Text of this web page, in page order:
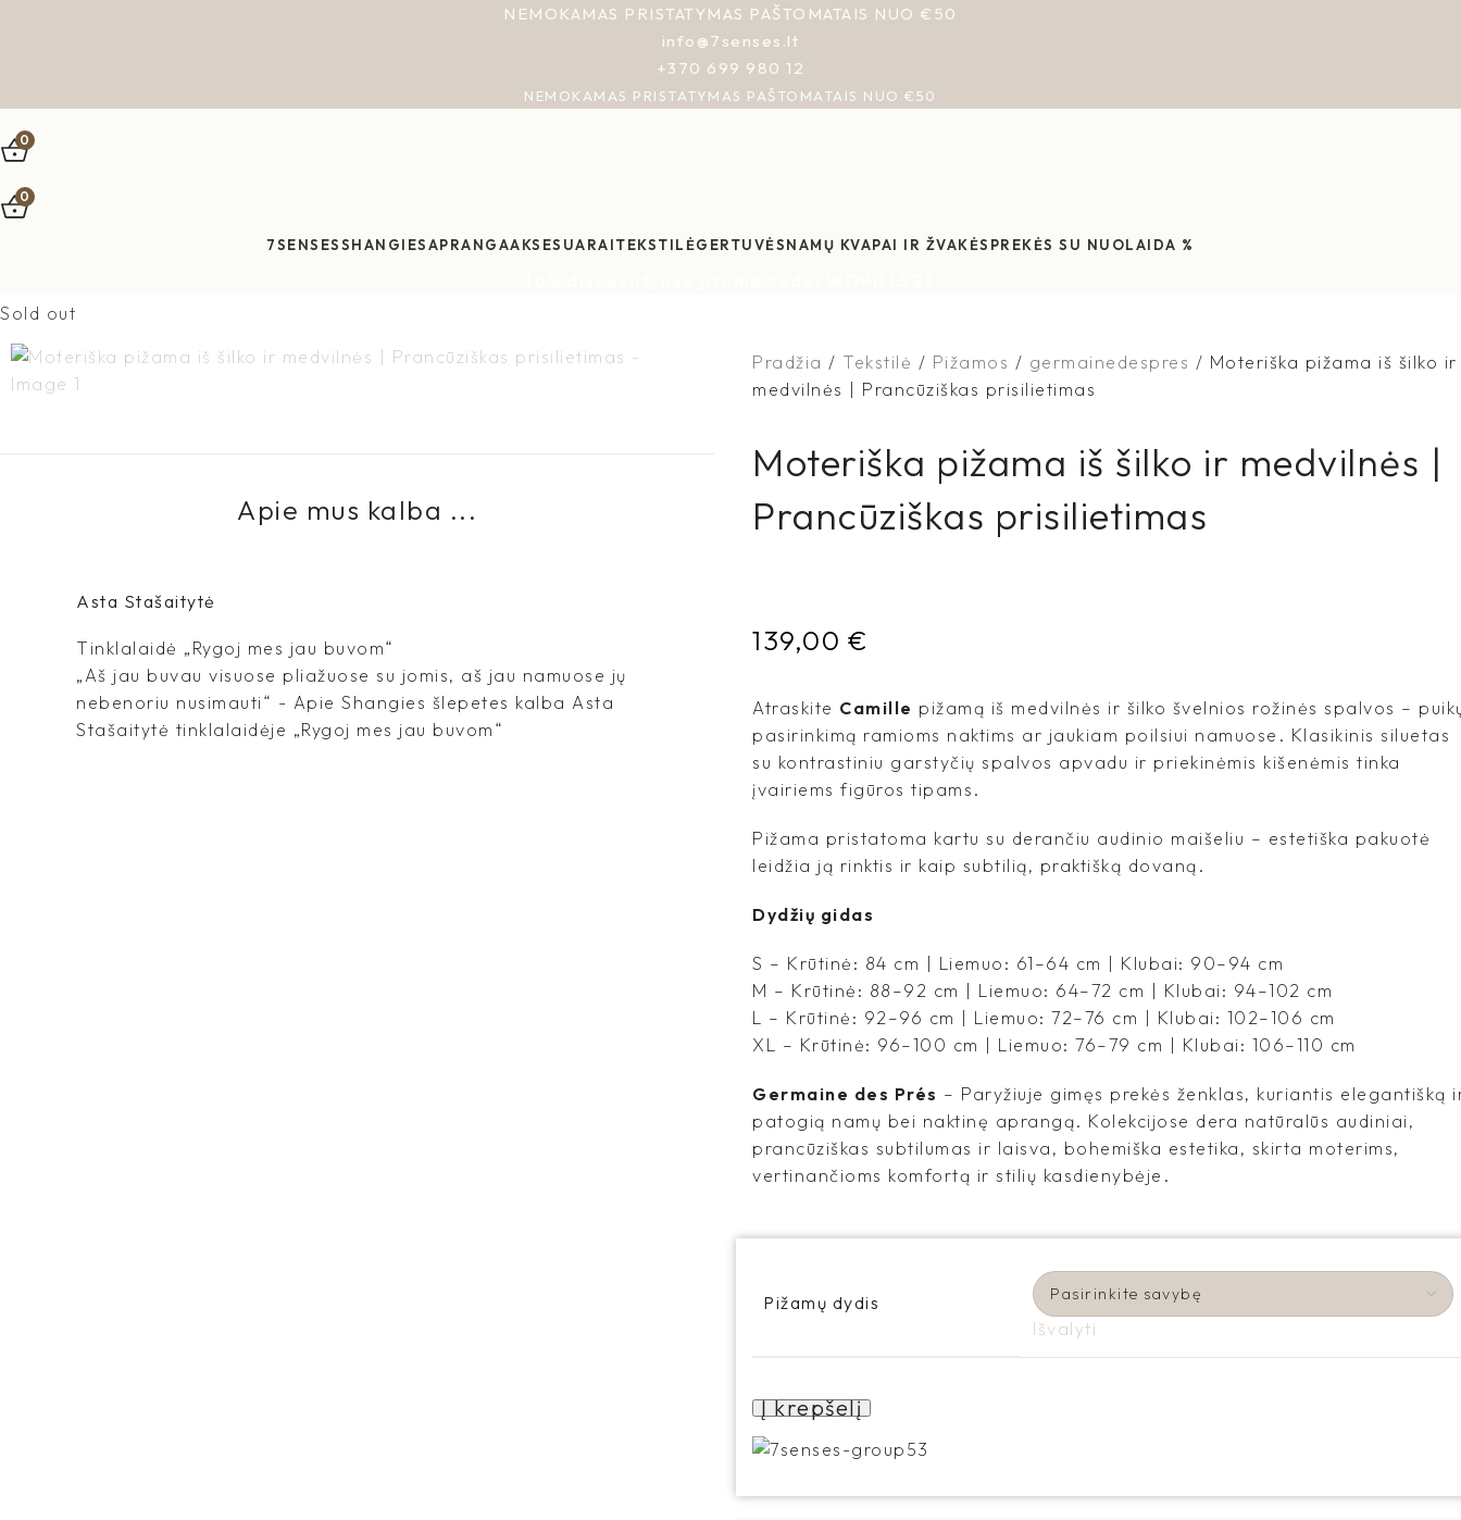
NEMOKAMAS PRISTATYMAS PAŠTOMATAIS NUO €50
info@7senses.lt
+370 699 980 12
NEMOKAMAS PRISTATYMAS PAŠTOMATAIS NUO €50
0
0
7SENSESSHANGIESAPRANGAAKSESUARAITEKSTILĖGERTUVĖSNAMŲ KVAPAI IR ŽVAKĖS PREKĖS SU NUOLAIDA %
Sold out
Apie mus kalba ...
Asta Stašaitytė
Tinklalaidė „Rygoj mes jau buvom“
„Aš jau buvau visuose pliažuose su jomis, aš jau namuose jų
nebenoriu nusimauti“ - Apie Shangies šlepetes kalba Asta
Stašaitytė tinklalaidėje „Rygoj mes jau buvom“
Pradžia Tekstilė Pižamos germainedespres
Moteriška pižama iš šilko ir
medvilnės | Prancūziškas prisilietimas
Moteriška pižama iš šilko ir medvilnės |
Prancūziškas prisilietimas
139,00 €
Atraskite Camille pižamą iš medvilnės ir šilko švelnios rožinės spalvos –
pasirinkimą ramioms naktims ar jaukiam poilsiui namuose. Klasikinis siluetas
su kontrastiniu garstyčių spalvos apvadu ir priekinėmis kišenėmis tinka
įvairiems figūros tipams.
Pižama pristatoma kartu su derančiu audinio maišeliu – estetiška pakuotė
leidžia ją rinktis ir kaip subtilią, praktišką dovaną.
Dydžių gidas
S – Krūtinė: 84 cm | Liemuo: 61–64 cm | Klubai: 90–94 cm
M – Krūtinė: 88–92 cm | Liemuo: 64–72 cm | Klubai: 94–102 cm
L – Krūtinė: 92–96 cm | Liemuo: 72–76 cm | Klubai: 102–106 cm
XL – Krūtinė: 96–100 cm | Liemuo: 76–79 cm | Klubai: 106–110 cm
Germaine des Prés – Paryžiuje gimęs prekės ženklas, kuriantis elegantišką
patogią namų bei naktinę aprangą. Kolekcijose dera natūralūs audiniai,
prancūziškas subtilumas ir laisva, bohemiška estetika, skirta moterims,
vertinančioms komfortą ir stilių kasdienybėje.
Pižamų dydis
Išvalyti
Į krepšelį